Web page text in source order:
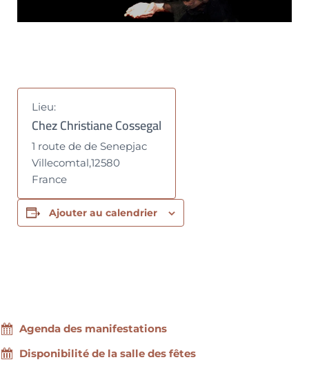
Lieu:
Chez Christiane Cossegal
1 route de de Senepjac
Villecomtal,12580
France
Ajouter au calendrier
Agenda des manifestations
Disponibilité de la salle des fêtes